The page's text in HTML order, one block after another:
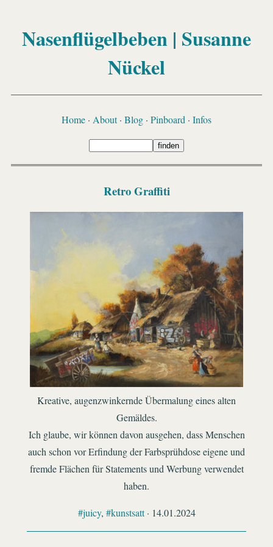
Nasenflügelbeben | Susanne
Nückel
Home · About· Blog · Pinboard · Infos
Retro Graffiti
Kreative, augenzwinkernde Übermalung eines alten
Gemäldes.
Ich glaube, wir können davon ausgehen, dass Menschen
auch schon vor Erfindung der Farbsprühdose eigene und
fremde Flächen für Statements und Werbung verwendet
haben.
#juicy, #kunstsatt· 14.01.2024